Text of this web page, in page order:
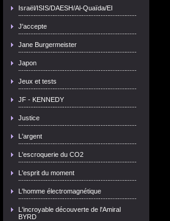
Israël/ISIS/DAESH/Al-Quaïda/EI
J'accepte
Jane Burgermeister
Japon
Jeux et tests
JF - KENNEDY
Justice
L'argent
L'escroquerie du CO2
L'esprit du moment
L'homme électromagnétique
L'incroyable découverte de l'Amiral
BYRD